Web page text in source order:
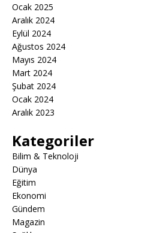
Ocak 2025
Aralık 2024
Eylül 2024
Ağustos 2024
Mayıs 2024
Mart 2024
Şubat 2024
Ocak 2024
Aralık 2023
Kategoriler
Bilim & Teknoloji
Dünya
Eğitim
Ekonomi
Gündem
Magazin